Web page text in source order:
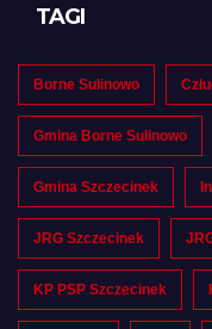
TAGI
Borne Sulinowo
Gmina Borne Sulinowo
Gmina Szczecinek
JRG Szczecinek
KP PSP Szczecinek